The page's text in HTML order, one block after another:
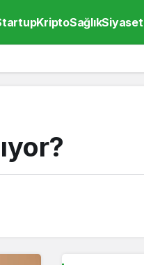
KriptoSağlıkSiyaset